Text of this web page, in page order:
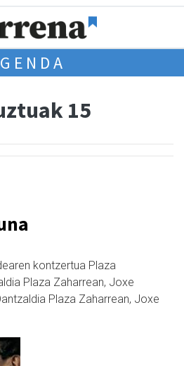
15
kontzertua Plaza
Plaza Zaharrean, Joxe
Plaza Zaharrean, Joxe